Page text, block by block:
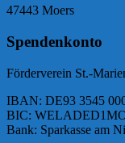
47443 Moers
Spendenkonto
Förderverein St.-
IBAN: DE93 3545
BIC:
Bank: Sparkasse am